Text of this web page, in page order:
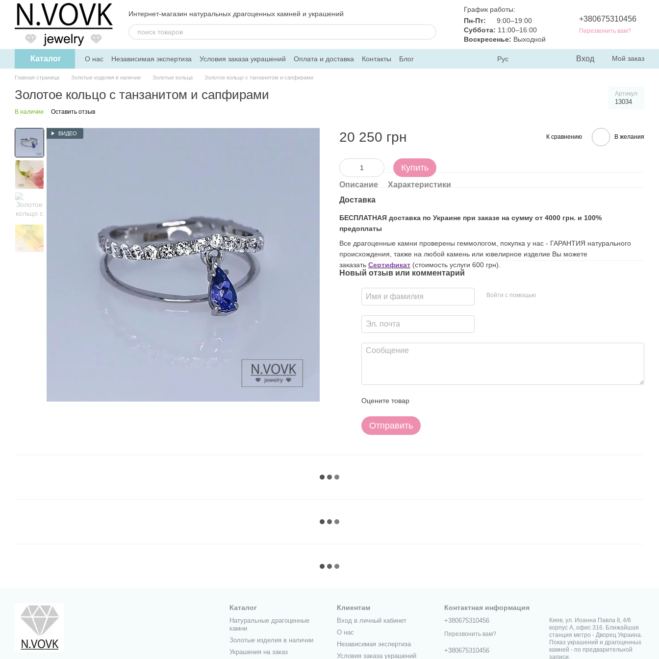
Перейти к основному контенту
Интернет-магазин натуральных драгоценных камней и украшений
График работы:
Пн-Пт:
9:00–19:00
Суббота: 11:00–16:00
Воскресенье: Выходной
+380675310456
Перезвонить вам?
Каталог О нас Независимая экспертиза Условия заказа украшений Оплата и доставка Контакты
Блог
Дисконтная программа
Рус Вход Мой заказ
Главная страница Золотые изделия в наличии Золотые кольца Золотое кольцо с танзанитом и сапфирами
Золотое кольцо с танзанитом и сапфирами Артикул
13034
В наличии Оставить отзыв
ВИДЕО 20 250 грн К сравнению В желания
Купить
Описание
Характеристики
Доставка
БЕСПЛАТНАЯ доставка по Украине при заказе на сумму от 4000 грн. и 100%
предоплаты
Все драгоценные камни проверены геммологом, покупка у нас - ГАРАНТИЯ натурального
происхождения, также на любой камень или ювелирное изделие Вы можете
заказать Сертификат (стоимость услуги 600 грн).
Новый отзыв или комментарий
Войти с помощью
Оцените товар
Отправить
Каталог
Натуральные драгоценные
камни
Золотые изделия в наличии
Украшения на заказ
Клиентам
Вход в личный кабинет
О нас
Независимая экспертиза
Условия заказа украшений
Контактная информация
+380675310456
Перезвонить вам?
+380675310456
Киев, ул. Иоанна Павла II, 4/6
корпус А, офис 316. Ближайшая
станция метро - Дворец Украина.
Показ украшений и драгоценных
камней - по предварительной
записи.